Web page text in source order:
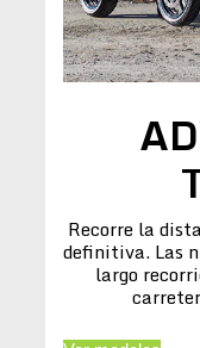
Recorre la
definitiva. Las
largo